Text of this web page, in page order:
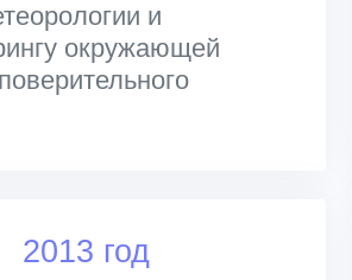
и
окружающей
2013 год